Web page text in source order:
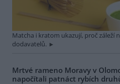
Matcha i kratom ukazují, proč záleží
dodavatelů.
Mrtvé rameno Moravy v
napočítali patnáct rybích